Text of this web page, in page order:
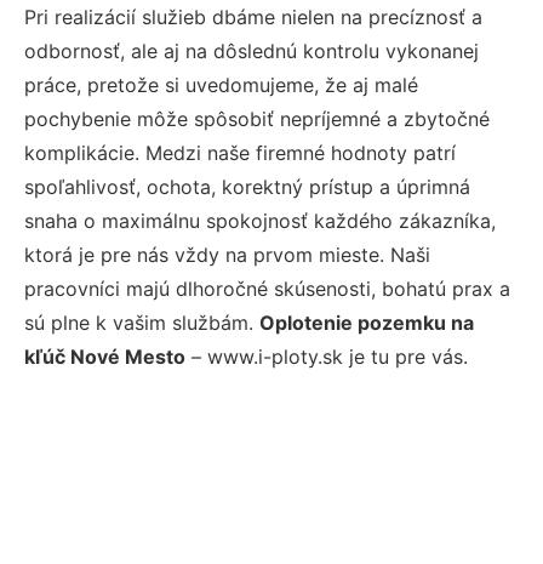
Pri realizácií služieb dbáme nielen na precíznosť a
odbornosť, ale aj na dôslednú kontrolu vykonanej
práce, pretože si uvedomujeme, že aj malé
pochybenie môže spôsobiť nepríjemné a zbytočné
komplikácie. Medzi naše firemné hodnoty patrí
spoľahlivosť, ochota, korektný prístup a úprimná
snaha o maximálnu spokojnosť každého zákazníka,
ktorá je pre nás vždy na prvom mieste. Naši
pracovníci majú dlhoročné skúsenosti, bohatú prax a
sú plne k vašim službám. Oplotenie pozemku na
kľúč Nové Mesto – www.i-ploty.sk je tu pre vás.